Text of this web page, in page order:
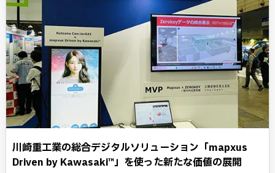
川崎重工業の総合デジタルソリューション「mapxus
Driven by Kawasaki™」を使った新たな価値の展開